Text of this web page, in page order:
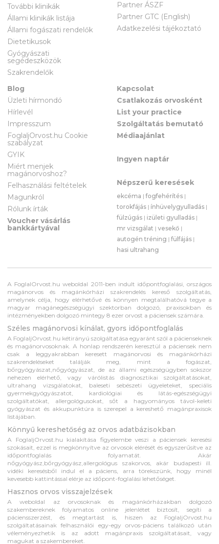
További klinikák
Állami klinikák listája
Állami fogászati rendelők
Dietetikusok
Gyógyászati
segédeszközök
Szakrendelők
Partner ÁSZF
Partner GTC (English)
Adatkezelési tájékoztató
Blog
Üzleti hírmondó
Hírlevél
Impresszum
FoglaljOrvost.hu Cookie
szabályzat
GYIK
Miért menjek
magánorvoshoz?
Felhasználási feltételek
Magunkról
Rólunk írták
Voucher vásárlás
bankkártyával
Kapcsolat
Csatlakozás orvosként
List your practice
Szolgáltatás bemutató
Médiaajánlat
Ingyen naptár
Népszerű keresések
ekcéma |fogfehérítés |
torokfájás | ínhüvelygyulladás |
fülzúgás | izületi gyulladás |
mr vizsgálat | vesekő |
autogén tréning |fülfájás |
hasi ultrahang
A FoglalOrvost.hu weboldal 2011-ben indult időpontfoglalási, országos
magánorvos és magánkórházi szakrendelés kereső szolgáltatás,
amelynek célja, hogy elérhetővé és könnyen megtalálhatóvá tegye a
magyar magánegészségügyi szektorban dolgozó, praxisokban és
intézményekben dolgozó mintegy 8 ezer orvost a páciensek számára.
Széles magánorvosi kínálat, gyors időpontfoglalás
A FoglaljOrvost.hu kétirányú szolgáltatása egyaránt szól a pácienseknek
és magánorvosoknak. A honlap rendszerén keresztül a páciensek nem
csak a leggyakrabban keresett magánorvosi és magánkórházi
szakrendeléseket találják meg, mint a fogászat,
bőrgyógyászat,nőgyógyászat, de az állami egészségügyben sokszor
nehezen elérhető, vagy várólistás diagnosztikai szolgáltatásokat,
ultrahang vizsgálatokat, baleseti sebészeti ügyeleteket, speciális
gyermekgyógyászatot, kardiológiai és látás-egészségügyi
szolgáltatókat, allergológusokat, sőt a hagyományos távol-keleti
gyógyászat és akkupunktúra is szerepel a kereshető magánpraxisok
listájában.
Könnyű kereshetőség az orvos adatbázisokban
A FoglaljOrvost.hu kialakítása figyelembe veszi a páciensek keresési
szokásait, ezzel is megkönnyítve az orvosok elérését és egyszerűsítve az
időpontfoglalás folyamatát. Akár
nőgyógyász,bőrgyógyász,allergológus szakorvos, akár budapesti ill.
vidéki keresésből indul el a páciens, arra törekszünk, hogy minél
kevesebb kattintással elérje az időpont-foglalási lehetőséget.
Hasznos orvos visszajelzések
A weboldal az orvosoknak és magánkórházakban dolgozó
szakembereknek folyamatos online jelenlétet biztosít, segíti a
páciensszerzést, és megtartást is, hiszen az FoglaljOrvost.hu
szolgáltatásainak felhasználói egy-egy orvos-páciens találkozó után
véleményezhetik is az adott magánpraxis szolgáltatásait, vagy
magukat a szakembereket.